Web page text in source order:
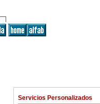
Servicios Personalizados